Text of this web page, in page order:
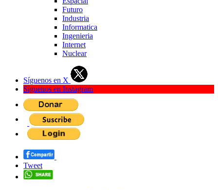
Futuro
Industria
Informatica
Ingenieria
Internet
Nuclear
Síguenos en X
Síguenos en Instagram
Tweet